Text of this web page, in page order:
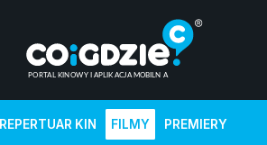
REPERTUAR KIN FILMY PREMIERY